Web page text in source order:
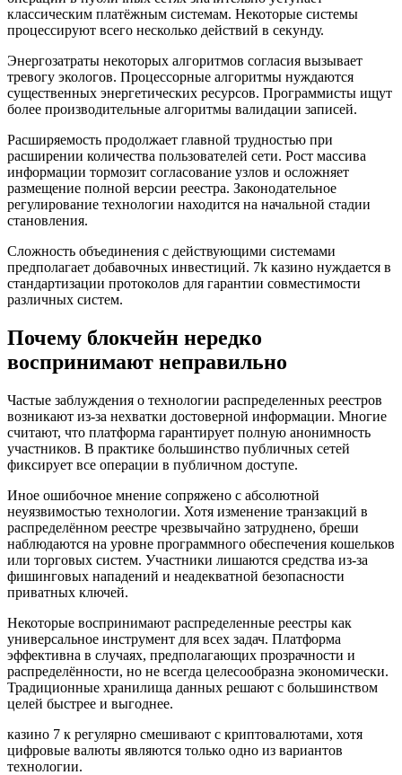
классическим платёжным системам. Некоторые системы
процессируют всего несколько действий в секунду.
Энергозатраты некоторых алгоритмов согласия вызывает
тревогу экологов. Процессорные алгоритмы нуждаются
существенных энергетических ресурсов. Программисты ищут
более производительные алгоритмы валидации записей.
Расширяемость продолжает главной трудностью при
расширении количества пользователей сети. Рост массива
информации тормозит согласование узлов и осложняет
размещение полной версии реестра. Законодательное
регулирование технологии находится на начальной стадии
становления.
Сложность объединения с действующими системами
предполагает добавочных инвестиций. 7k казино нуждается в
стандартизации протоколов для гарантии совместимости
различных систем.
Почему блокчейн нередко
воспринимают неправильно
Частые заблуждения о технологии распределенных реестров
возникают из-за нехватки достоверной информации. Многие
считают, что платформа гарантирует полную анонимность
участников. В практике большинство публичных сетей
фиксирует все операции в публичном доступе.
Иное ошибочное мнение сопряжено с абсолютной
неуязвимостью технологии. Хотя изменение транзакций в
распределённом реестре чрезвычайно затруднено, бреши
наблюдаются на уровне программного обеспечения кошельков
или торговых систем. Участники лишаются средства из-за
фишинговых нападений и неадекватной безопасности
приватных ключей.
Некоторые воспринимают распределенные реестры как
универсальное инструмент для всех задач. Платформа
эффективна в случаях, предполагающих прозрачности и
распределённости, но не всегда целесообразна экономически.
Традиционные хранилища данных решают с большинством
целей быстрее и выгоднее.
казино 7 к регулярно смешивают с криптовалютами, хотя
цифровые валюты являются только одно из вариантов
технологии.